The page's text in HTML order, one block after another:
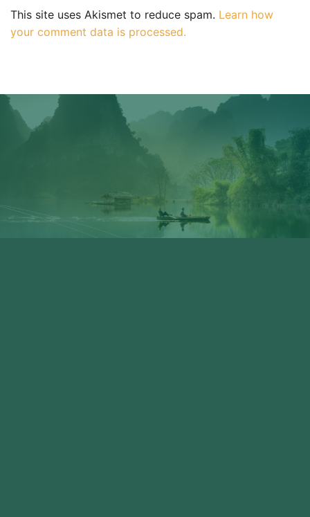
This site uses Akismet to reduce spam. Learn how
your comment data is processed.